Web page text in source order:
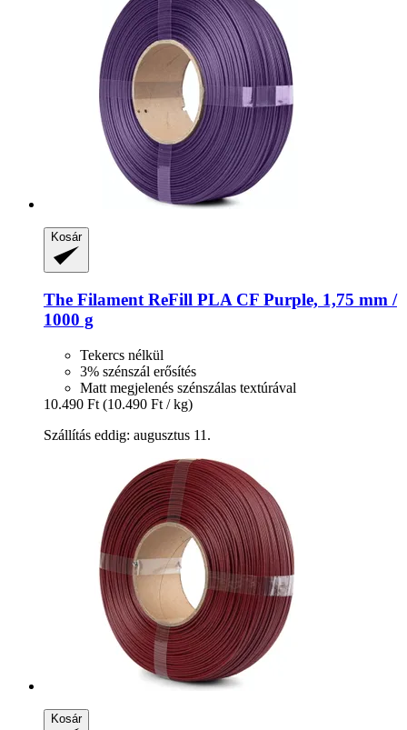
Kosár
The Filament ReFill PLA CF Purple, 1,75 mm /
1000 g
Tekercs nélkül
3% szénszál erősítés
Matt megjelenés szénszálas textúrával
10.490 Ft (10.490 Ft / kg)
Szállítás eddig: augusztus 11.
Kosár